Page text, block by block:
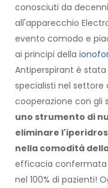
conosciuti da
all'apparecchio
evento comodo e
ai principi della
Antiperspirant è
specialisti nel
cooperazione con gli
uno strumento di
eliminare
nella comodità
efficacia confermata
nel 100% di pazienti!